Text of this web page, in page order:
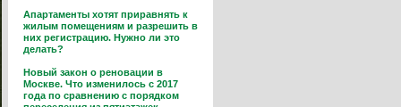
Апартаменты хотят приравнять к
жилым помещениям и разрешить в
них регистрацию. Нужно ли это
делать?
Новый закон о реновации в
Москве. Что изменилось с 2017
года по сравнению с порядком